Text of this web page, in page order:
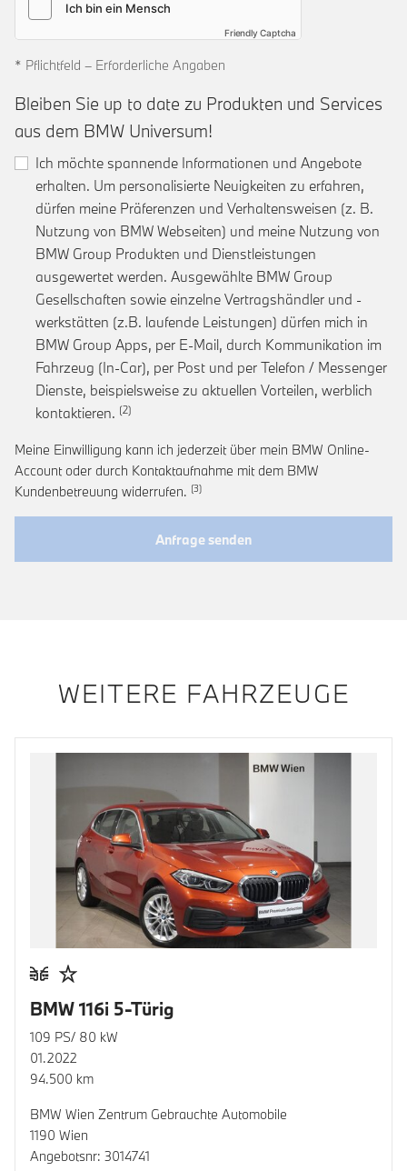
Friendly Captcha
* Pflichtfeld – Erforderliche Angaben
Bleiben Sie up to date zu Produkten und Services
aus dem BMW Universum!
Ich möchte spannende Informationen und Angebote
erhalten. Um personalisierte Neuigkeiten zu erfahren,
dürfen meine Präferenzen und Verhaltensweisen (z. B.
Nutzung von BMW Webseiten) und meine Nutzung von
BMW Group Produkten und Dienstleistungen
ausgewertet werden. Ausgewählte BMW Group
Gesellschaften sowie einzelne Vertragshändler und -
werkstätten (z.B. laufende Leistungen) dürfen mich in
BMW Group Apps, per E-Mail, durch Kommunikation im
Fahrzeug (In-Car), per Post und per Telefon / Messenger
Dienste, beispielsweise zu aktuellen Vorteilen, werblich
kontaktieren. Link zur Fußnote: Einwilligung zur
Meine Einwilligung kann ich jederzeit über mein BMW Online-
Account oder durch Kontaktaufnahme mit dem BMW
Kundenbetreuung widerrufen. Link zur Fußnote: Widerruf der
Anfrage senden
WEITERE FAHRZEUGE
BMW 116i 5-Türig
109 PS/ 80 kW
01.2022
94.500 km
BMW Wien Zentrum Gebrauchte Automobile
1190 Wien
Angebotsnr: 3014741